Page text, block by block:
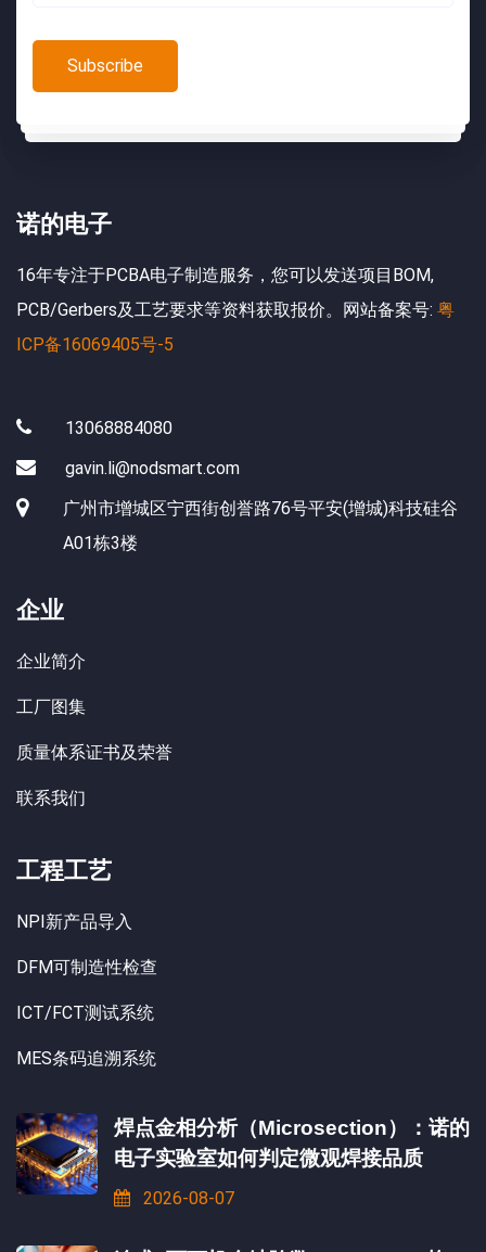
诺的电子
16年专注于PCBA电子制造服务，您可以发送项目BOM,
PCB/Gerbers及工艺要求等资料获取报价。网站备案号: 粤
ICP备16069405号-5
13068884080
gavin.li@nodsmart.com
广州市增城区宁西街创誉路76号平安(增城)科技硅谷
A01栋3楼
企业
企业简介
工厂图集
质量体系证书及荣誉
联系我们
工程工艺
NPI新产品导入
DFM可制造性检查
ICT/FCT测试系统
MES条码追溯系统
焊点金相分析（Microsection）：诺的
电子实验室如何判定微观焊接品质
2026-08-07